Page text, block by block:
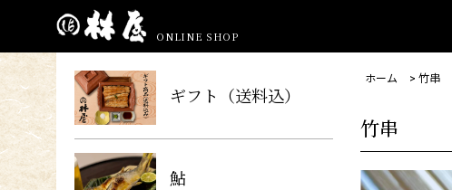
ONLINE SHOP
ホーム > 竹串
竹串
ギフト（送料込）
鮎